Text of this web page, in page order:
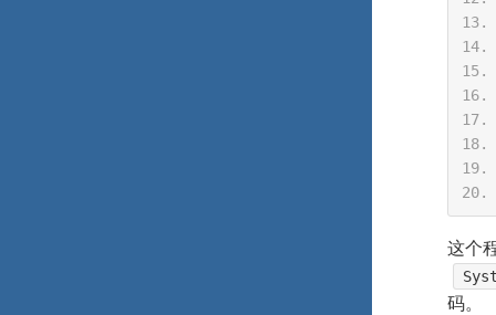
这个
码。